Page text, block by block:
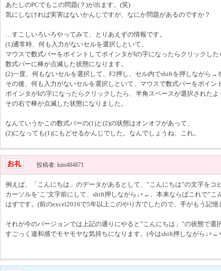
あたしのPCでもこの問題(？)が出ます。(笑)
気にしなければ実害はないかんじですが、なにか問題があるのですか？
…すこしいろいろやってみて、とりあえずの情報です。
(1)通常時、何も入力がないセルを選択しといて、
マウスで数式バーをポイントしてポインタがIの字になったらクリックした
数式バーに棒が点滅した状態になります。
(2)一度、何もないセルを選択して、F2押し、セル内でshiftを押しながら→
その後、何も入力がないセルを選択しといて、マウスで数式バーをポイン
ポインタがIの字になったらクリックしたら、半角スペースが選択された
その右で棒が点滅した状態になりました。
なんていうかこの数式バーの(1)と(2)の状態はオンオフがあって、
(2)になっても(1)にもどせるかんじでした。なんでしょうね、これ。
投稿者: kim484871
例えば、「こんにちは」のデータがあるとして、”こんにちは”の文字をコ
カーソルを’こ’文字前にして、shift押しながら↓+←、本来ならばこれで”こ
はずです。(前のexcel2016で5年以上このやり方でしたので、手がもう記憶
それが今のバージョンでは上記の通りにやると”こんにちは」”の状態で選
すごっく違和感でモヤモヤな気持ちになります。(今はshift押しながら